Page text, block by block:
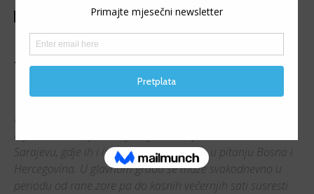
Rekreativci u Sarajevu: gdje
trče i kako vide razvoj trčanja
u BiH
Ekipa Moje trčanje odlučila je napraviti malo istraživanje o
mjestima na kojima najradije treniraju trkači rekreativci u
Sarajevu, gdje ih i ima ponajviše kada je u pitanju Bosna i
Hercegovina. U glavnom gradu se može svakodnevno u
periodu od rane zore pa do kasnih večernjih sati susresti